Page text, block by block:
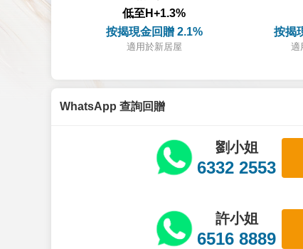
低至H+1.3%
按揭現金回贈 2.1%
適用於新居屋
按揭
適
WhatsApp 查詢回贈
劉小姐
6332 2553
許小姐
6516 8889